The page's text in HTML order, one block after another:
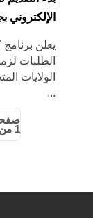
الإلكتروني
يعلن
الطلبات
الولايات
...
1 من 4